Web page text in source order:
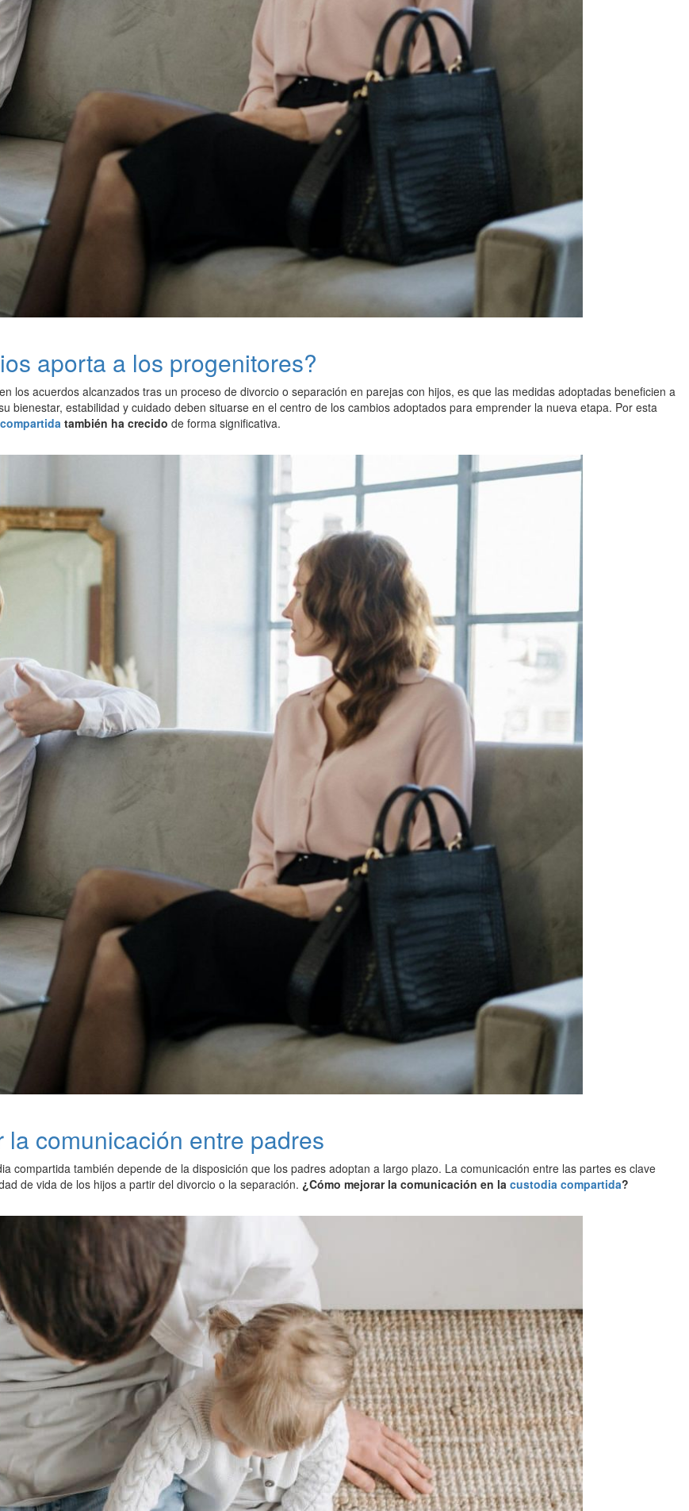
aporta a los progenitores?
los acuerdos alcanzados tras un proceso de divorcio o separación en parejas con hijos, es que las medidas adoptadas beneficien a
bienestar, estabilidad y cuidado deben situarse en el centro de los cambios adoptados para emprender la nueva etapa. Por esta
también ha crecido de forma significativa.
comunicación entre padres
compartida también depende de la disposición que los padres adoptan a largo plazo. La comunicación entre las partes es clave
de vida de los hijos a partir del divorcio o la separación. ¿Cómo mejorar la comunicación en la custodia compartida?